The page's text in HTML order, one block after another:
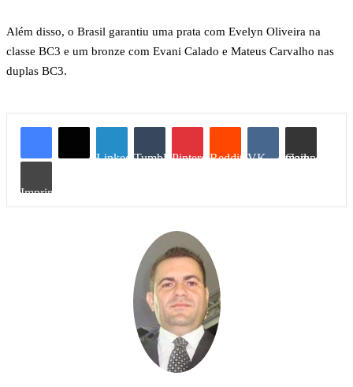
Além disso, o Brasil garantiu uma prata com Evelyn Oliveira na
classe BC3 e um bronze com Evani Calado e Mateus Carvalho nas
duplas BC3.
LinkedinTumblr PinterestReddit VK Compartilhar via e-mail
Imprimir